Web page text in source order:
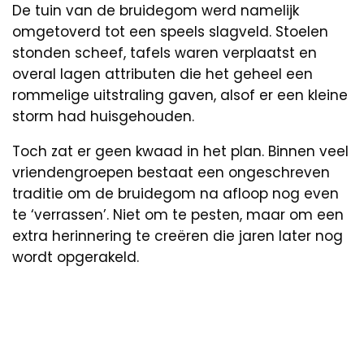
De tuin van de bruidegom werd namelijk
omgetoverd tot een speels slagveld. Stoelen
stonden scheef, tafels waren verplaatst en
overal lagen attributen die het geheel een
rommelige uitstraling gaven, alsof er een kleine
storm had huisgehouden.
Toch zat er geen kwaad in het plan. Binnen veel
vriendengroepen bestaat een ongeschreven
traditie om de bruidegom na afloop nog even
te ‘verrassen’. Niet om te pesten, maar om een
extra herinnering te creëren die jaren later nog
wordt opgerakeld.